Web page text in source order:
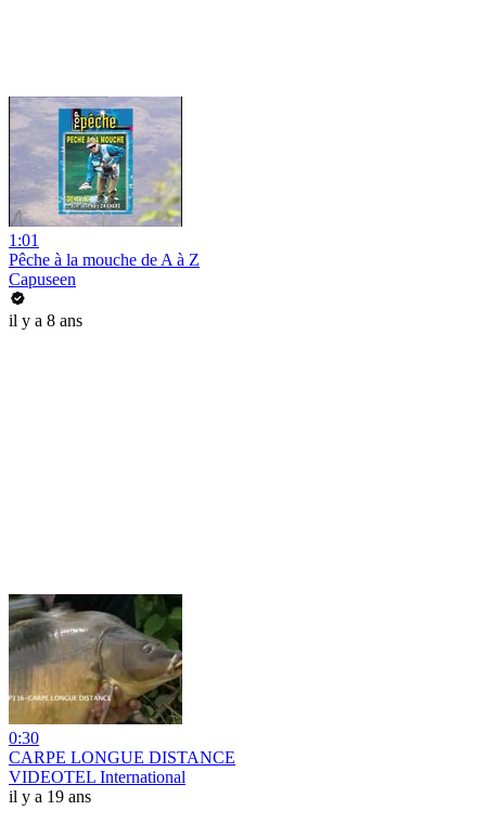
1:01
Pêche à la mouche de A à Z
Capuseen
il y a 8 ans
0:30
CARPE LONGUE DISTANCE
VIDEOTEL International
il y a 19 ans